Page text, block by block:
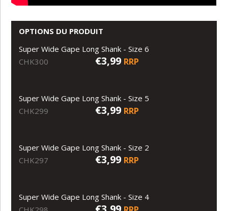
OPTIONS DU PRODUIT
Super Wide Gape Long Shank - Size 6
CHK300
€3,99 RRP
Super Wide Gape Long Shank - Size 5
CHK299
€3,99 RRP
Super Wide Gape Long Shank - Size 2
CHK297
€3,99 RRP
Super Wide Gape Long Shank - Size 4